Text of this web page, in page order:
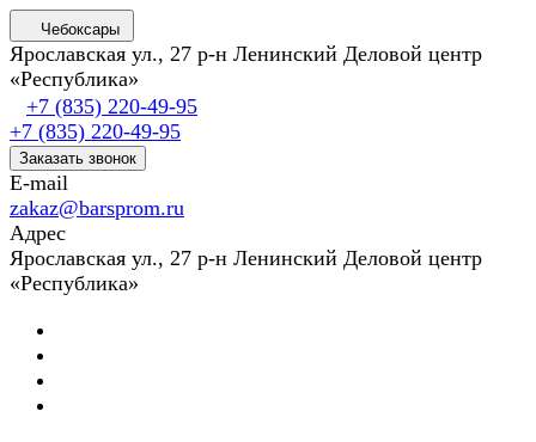
Чебоксары
Ярославская ул., 27 р-н Ленинский Деловой центр
«Республика»
+7 (835) 220-49-95
+7 (835) 220-49-95
Заказать звонок
E-mail
zakaz@barsprom.ru
Адрес
Ярославская ул., 27 р-н Ленинский Деловой центр
«Республика»